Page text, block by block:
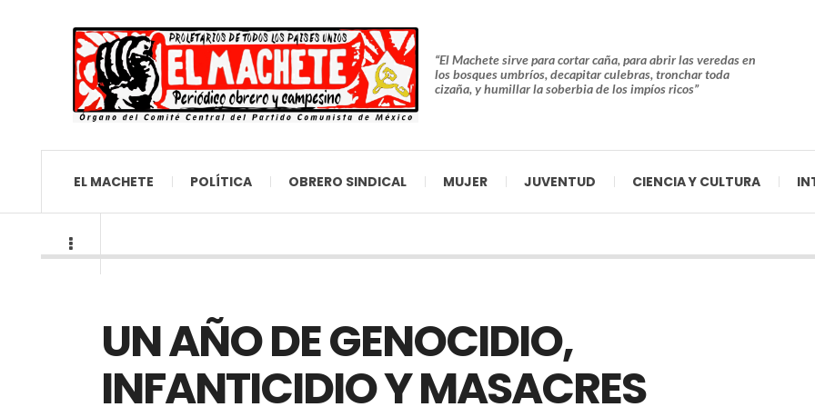
“El Machete sirve para cortar caña, para abrir las veredas en
los bosques umbríos, decapitar culebras, tronchar toda
cizaña, y humillar la soberbia de los impíos ricos”
EL MACHETE POLÍTICA OBRERO SINDICAL MUJER JUVENTUD CIENCIA Y CULTURA
UN AÑO DE GENOCIDIO,
INFANTICIDIO Y MASACRES